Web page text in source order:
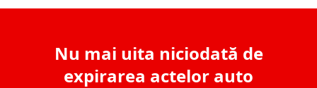
Nu mai uita niciodată de
expirarea actelor auto